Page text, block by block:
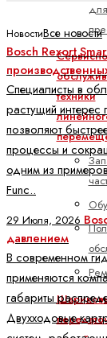
для
техники
НовостиВсе новости
Bosch Rexort
Специалисты в
растущий
позволяют
процессы и
одним из
Func..
29 Июля, 2026
давлением
В современном
применяются
габариты
Двухходовые